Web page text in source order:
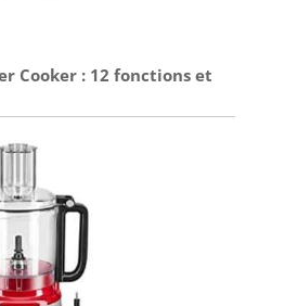
Cooker : 12 fonctions et